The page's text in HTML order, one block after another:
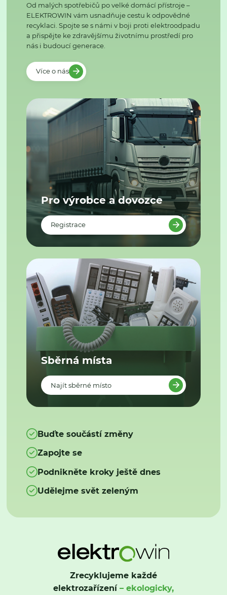
Od malých spotřebičů po velké domácí přístroje –
ELEKTROWIN vám usnadňuje cestu k odpovědné
recyklaci. Spojte se s námi v boji proti elektroodpadu
a přispějte ke zdravějšímu životnímu prostředí pro
nás i budoucí generace.
Více o nás
Pro výrobce a dovozce
Registrace
Sběrná místa
Najít sběrné místo
Buďte součástí změny
Zapojte se
Podnikněte kroky ještě dnes
Udělejme svět zeleným
Zrecyklujeme každé
elektrozařízení– ekologicky,